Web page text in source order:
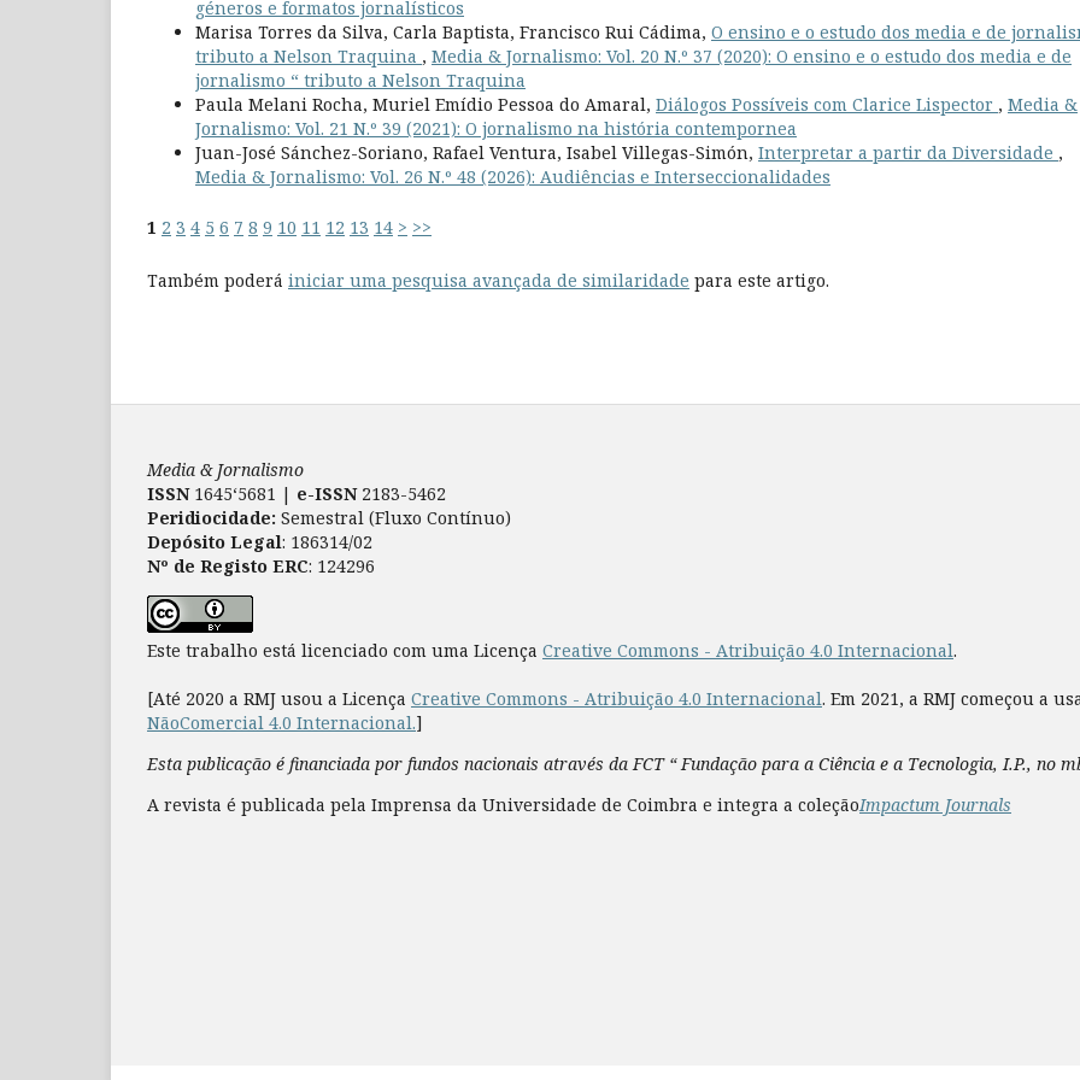
géneros e formatos jornalísticos
Marisa Torres da Silva, Carla Baptista, Francisco Rui Cádima, O ensino e o estudo dos media e de
tributo a Nelson Traquina , Media & Jornalismo: Vol. 20 N.º 37 (2020): O ensino e o estudo dos media e de
jornalismo “ tributo a Nelson Traquina
Paula Melani Rocha, Muriel Emídio Pessoa do Amaral, Diálogos Possíveis com Clarice Lispector , Media &
Jornalismo: Vol. 21 N.º 39 (2021): O jornalismo na história contempornea
Juan-José Sánchez-Soriano, Rafael Ventura, Isabel Villegas-Simón, Interpretar a partir da Diversidade ,
Media & Jornalismo: Vol. 26 N.º 48 (2026): Audiências e Interseccionalidades
1 2 3 4 5 6 7 8 9 10 11 12 13 14 > >>
Também poderá iniciar uma pesquisa avançada de similaridade para este artigo.
Media & Jornalismo
ISSN 1645‘5681 | e-ISSN2183-5462
Peridiocidade: Semestral (Fluxo Contínuo)
Depósito Legal: 186314/02
Nº de Registo ERC: 124296
Este trabalho está licenciado com uma Licença Creative Commons - Atribuição 4.0 Internacional.
[Até 2020 a RMJ usou a Licença Creative Commons - Atribuição 4.0 Internacional. Em 2021, a RMJ começou a
NãoComercial 4.0 Internacional.]
Esta publicação é financiada por fundos nacionais através da FCT “ Fundação para a Ciência e a Tecnologia, I.P., no
A revista é publicada pela Imprensa da Universidade de Coimbra e integra a coleçãoImpactum Journals